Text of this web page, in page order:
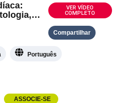
VER VÍDEO
COMPLETO
Compartilhar
Português
ASSOCIE-SE